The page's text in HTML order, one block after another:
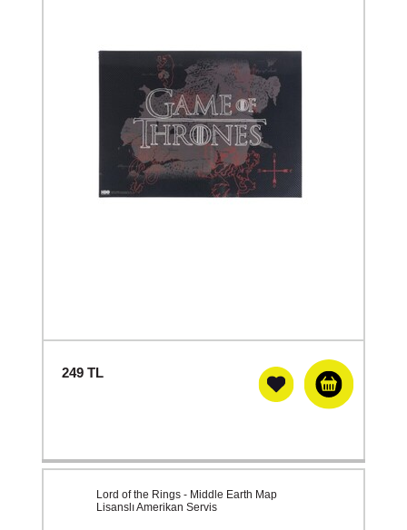
249 TL
Lord of the Rings - Middle Earth Map
Lisanslı Amerikan Servis